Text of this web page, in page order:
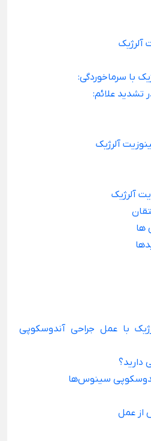
آلرژیک
با سرماخوردگی:
تشدید علائم:
آلرژیک
آلرژیک
ها
با عمل جراحی آندوسکوپی
دارید؟
سینوس‌ها
از عمل